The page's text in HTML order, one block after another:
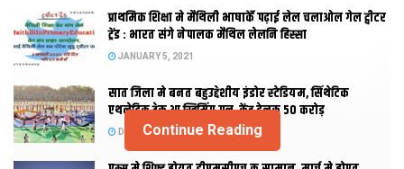
प्राथमिक शि‍क्षा मे मैथि‍ली भाषाकेँ पढ़ाई लेल चलाओल गेल ट्वीटर
ट्रेंड : भारत संगे नेपालक मैथिल लेलनि हिस्सा
JANUARY 5, 2021
सात जिला मे बनत बहुउद्देशीय इंडोर स्‍टेडि‍यम, सिंथेटिक
एथलेटिक ट्रेक आ स्विमिंग पुल, केंद्र देलक 50 करोड़
DECEMBER 26, 2020
Continue Reading